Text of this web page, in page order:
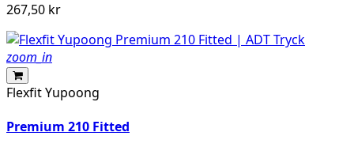
267,50 kr
zoom_in
Flexfit Yupoong
Premium 210 Fitted